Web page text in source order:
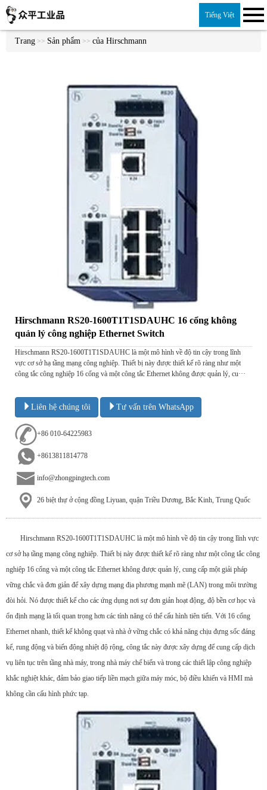
Tiếng Việt
Trang >> Sản phẩm >> của Hirschmann
Hirschmann RS20-1600T1T1SDAUHC 16 cổng không
quản lý công nghiệp Ethernet Switch
Hirschmann RS20-1600T1T1SDAUHC là một mô hình về độ tin cậy trong lĩnh
vực cơ sở hạ tầng mạng công nghiệp. Thiết bị này được thiết kế rõ ràng như một
công tắc công nghiệp 16 cổng và một công tắc Ethernet không được quản lý, cu···
Liên hệ chúng tôi Tư vấn trên WhatsApp
+86 010-64225983
+8613811814778
info@zhongpingtech.com
26 biệt thự ở cộng đồng Liyuan, quận Triều Dương, Bắc Kinh, Trung Quốc
Hirschmann RS20-1600T1T1SDAUHC là một mô hình về độ tin cậy trong lĩnh vực
cơ sở hạ tầng mạng công nghiệp. Thiết bị này được thiết kế rõ ràng như một công tắc công
nghiệp 16 cổng và một công tắc Ethernet không được quản lý, cung cấp một giải pháp
vững chắc và đơn giản để xây dựng mạng địa phương mạnh mẽ (LAN) trong môi trường
đòi hỏi. Nó được thiết kế cho các ứng dụng nơi sự đơn giản hoạt động, độ bền cơ học và
ổn định mạng là tối quan trọng hơn các tính năng có thể cấu hình tiên tiến. Với 16 cổng
Ethernet nhanh, thiết kế không quạt và nhà ở vững chắc có khả năng chịu đựng sốc đáng
kể, rung động và biến động nhiệt độ rộng, công tắc này được xây dựng để cung cấp dịch
vụ liên tục trên tầng nhà máy, trong nhà máy chế biến và trong các thiết lập công nghiệp
khắc nghiệt khác, đảm bảo giao tiếp liền mạch giữa máy móc, bộ điều khiển và HMI mà
không cần cấu hình phức tạp.